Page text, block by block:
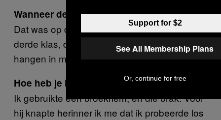
Wanneer deed je een zelfmoordpoging?
Dat was op de middelbare school, in de
derde klas, denk ik. Ik probeerde mezelf op te
hangen in mijn kast.
Hoe heb je het overleefd?
Ik gebruikte een broekriem, en die brak. Voor
hij knapte herinner ik me dat ik probeerde los
Support for $2
See All Membership Plans
Or, continue for free